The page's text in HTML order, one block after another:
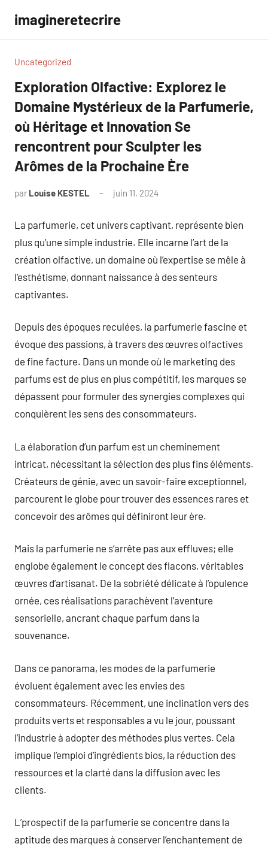
contenu
imagineretecrire
Uncategorized
Exploration Olfactive: Explorez le
Domaine Mystérieux de la Parfumerie,
où Héritage et Innovation Se
rencontrent pour Sculpter les
Arômes de la Prochaine Ère
par Louise KESTEL juin 11, 2024
La parfumerie, cet univers captivant, représente bien
plus qu’une simple industrie. Elle incarne l’art de la
création olfactive, un domaine où l’expertise se mêle à
l’esthétisme, donnant naissance à des senteurs
captivantes.
Depuis des époques reculées, la parfumerie fascine et
évoque des passions, à travers des œuvres olfactives
de fine facture. Dans un monde où le marketing des
parfums est de plus en plus compétitif, les marques se
dépassent pour formuler des synergies complexes qui
conquièrent les sens des consommateurs.
La élaboration d’un parfum est un cheminement
intricat, nécessitant la sélection des plus fins éléments.
Créateurs de génie, avec un savoir-faire exceptionnel,
parcourent le globe pour trouver des essences rares et
concevoir des arômes qui définiront leur ère.
Mais la parfumerie ne s’arrête pas aux effluves; elle
englobe également le concept des flacons, véritables
œuvres d’artisanat. De la sobriété délicate à l’opulence
ornée, ces réalisations parachèvent l’aventure
sensorielle, ancrant chaque parfum dans la
souvenance.
Dans ce panorama, les modes de la parfumerie
évoluent également avec les envies des
consommateurs. Récemment, une inclination vers des
produits verts et responsables a vu le jour, poussant
l’industrie à adopter des méthodes plus vertes. Cela
implique l’emploi d’ingrédients bios, la réduction des
ressources et la clarté dans la diffusion avec les
clients.
L’prospectif de la parfumerie se concentre dans la
aptitude des marques à conserver l’enchantement de